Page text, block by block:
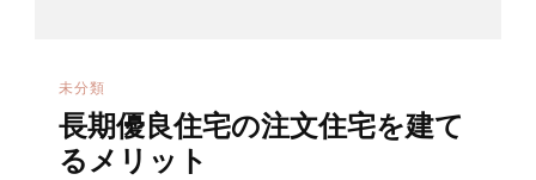
未分類
長期優良住宅の注文住宅を建て
るメリット